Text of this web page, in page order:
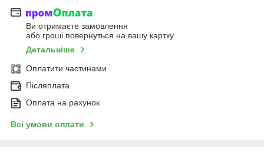
Ви отримаєте замовлення
або гроші повернуться на вашу картку
Детальніше
Оплатити частинами
Післяплата
Оплата на рахунок
Всі умови оплати